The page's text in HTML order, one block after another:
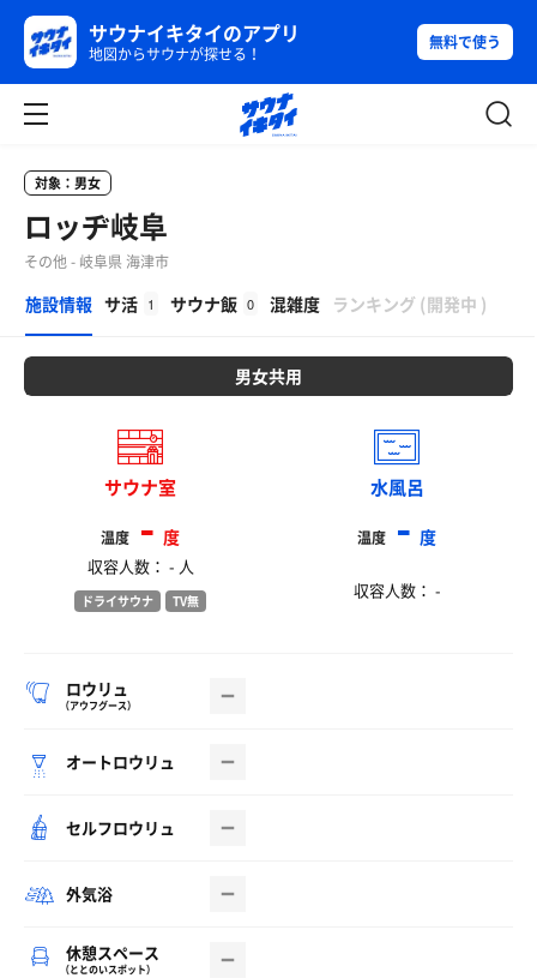
サウナイキタイのアプリ
地図からサウナが探せる！
無料で使う
対象：男女
ロッヂ岐阜
その他 - 岐阜県 海津市
施設情報 サ活 1 サウナ飯 0 混雑度 ランキング (開発中 )
男女共用
サウナ室
温度 -度
収容人数： - 人
ドライサウナ TV無
水風呂
温度 -度
収容人数： -
ロウリュ
（アウフグース）
オートロウリュ
セルフロウリュ
外気浴
休憩スペース
（ととのいスポット）